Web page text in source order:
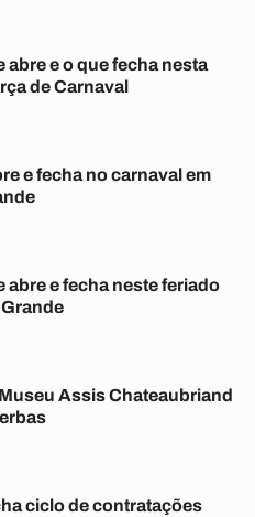
abre e o que fecha nesta
de Carnaval
e fecha no carnaval em
abre e fecha neste feriado
Assis Chateaubriand
ciclo de contratações